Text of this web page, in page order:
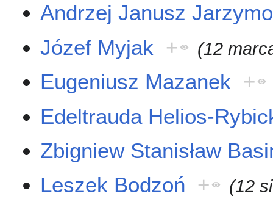
Andrzej Janusz
Józef Myjak + (12
Eugeniusz Mazanek +
Edeltrauda Helios-
Zbigniew Stanisław
Leszek Bodzoń + (12